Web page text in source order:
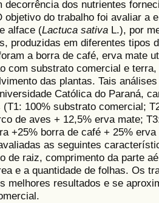
decorrência dos nutrientes
objetivo do trabalho foi avaliar a
alface (Lactuca sativa L.), por
produzidas em diferentes tipos
a borra de café, erva mate
com substrato comercial e
das plantas. Tais
Católica do Paraná,
(T1: 100% substrato comercial;
de aves + 12,5% erva mate;
+25% borra de café + 25%
as seguintes
de raiz, comprimento da parte
e a quantidade de folhas. Os
melhores resultados e se